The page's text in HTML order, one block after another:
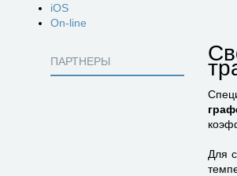
iOS
On-line
ПАРТНЕРЫ
Для